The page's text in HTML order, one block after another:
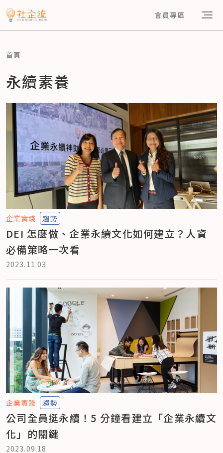
會員專區
首頁
永續素養
企業實踐 趨勢
DEI 怎麼做、企業永續文化如何建立？人資
必備策略一次看
2023.11.03
企業實踐 趨勢
公司全員挺永續！5 分鐘看建立「企業永續文
化」的關鍵
2023.09.18